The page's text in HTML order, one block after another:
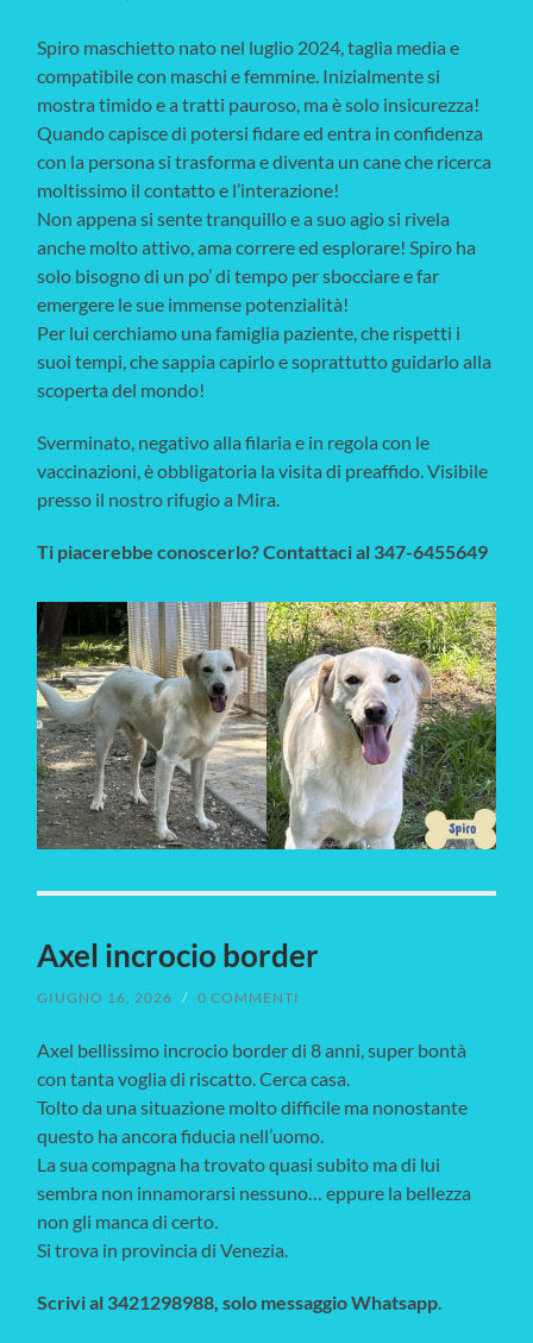
Spiro maschietto nato nel luglio 2024, taglia media e
compatibile con maschi e femmine. Inizialmente si
mostra timido e a tratti pauroso, ma è solo insicurezza!
Quando capisce di potersi fidare ed entra in confidenza
con la persona si trasforma e diventa un cane che ricerca
moltissimo il contatto e l’interazione!
Non appena si sente tranquillo e a suo agio si rivela
anche molto attivo, ama correre ed esplorare! Spiro ha
solo bisogno di un po’ di tempo per sbocciare e far
emergere le sue immense potenzialità!
Per lui cerchiamo una famiglia paziente, che rispetti i
suoi tempi, che sappia capirlo e soprattutto guidarlo alla
scoperta del mondo!
Sverminato, negativo alla filaria e in regola con le
vaccinazioni, è obbligatoria la visita di preaffido. Visibile
presso il nostro rifugio a Mira.
Ti piacerebbe conoscerlo? Contattaci al 347-6455649
Axel incrocio border
GIUGNO 16, 2026 / 0 COMMENTI
Axel bellissimo incrocio border di 8 anni, super bontà
con tanta voglia di riscatto. Cerca casa.
Tolto da una situazione molto difficile ma nonostante
questo ha ancora fiducia nell’uomo.
La sua compagna ha trovato quasi subito ma di lui
sembra non innamorarsi nessuno… eppure la bellezza
non gli manca di certo.
Si trova in provincia di Venezia.
Scrivi al 3421298988, solo messaggio Whatsapp.